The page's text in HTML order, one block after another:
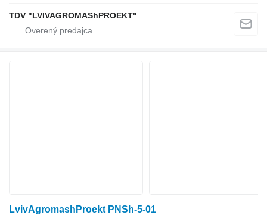
TDV "LVIVAGROMAShPROEKT"
LvivAgromashProekt PNSh-5-01